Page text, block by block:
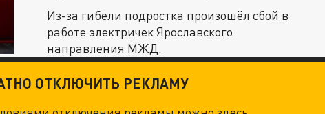
Из-за гибели подростка произошёл сбой в
работе электричек Ярославского
направления МЖД.
ОТКЛЮЧИТЬ РЕКЛАМУ